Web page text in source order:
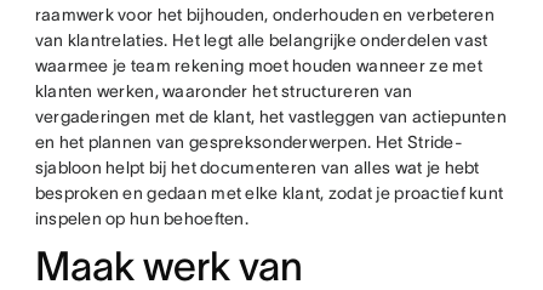
raamwerk voor het bijhouden, onderhouden en verbeteren
van klantrelaties. Het legt alle belangrijke onderdelen vast
waarmee je team rekening moet houden wanneer ze met
klanten werken, waaronder het structureren van
vergaderingen met de klant, het vastleggen van actiepunten
en het plannen van gespreksonderwerpen. Het Stride-
sjabloon helpt bij het documenteren van alles wat je hebt
besproken en gedaan met elke klant, zodat je proactief kunt
inspelen op hun behoeften.
Maak werk van